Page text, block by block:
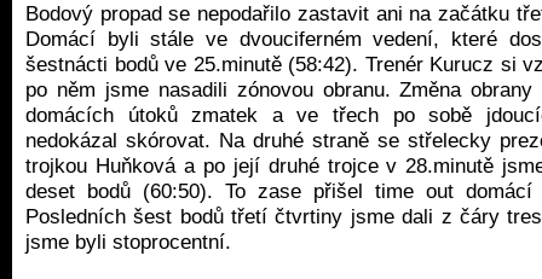
Bodový propad se nepodařilo zastavit ani na začátku
Domácí byli stále ve dvouciferném vedení, které
šestnácti bodů ve 25.minutě (58:42). Trenér Kurucz si
po něm jsme nasadili zónovou obranu. Změna
domácích útoků zmatek a ve třech po sobě
nedokázal skórovat. Na druhé straně se střelecky
trojkou Huňková a po její druhé trojce v 28.minutě
deset bodů (60:50). To zase přišel time out domácí
Posledních šest bodů třetí čtvrtiny jsme dali z čáry
jsme byli stoprocentní.